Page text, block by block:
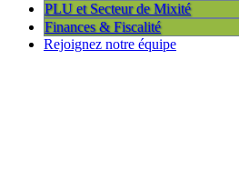
PLU et Secteur de Mixité
Finances & Fiscalité
Rejoignez notre équipe